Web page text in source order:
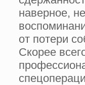
наверное,
от потери
Скорее